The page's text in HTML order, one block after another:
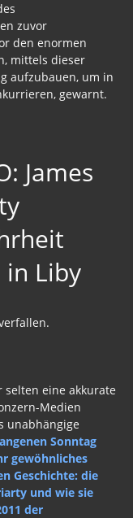
zuvor
den enormen
mittels dieser
aufzubauen, um in
gewarnt.
James
in Liby
selten eine akkurate
Medien
unabhängige
Sonntag
gewöhnliches
Geschichte: die
und wie sie
der